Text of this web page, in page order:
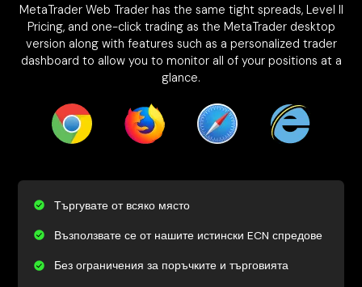
MetaTrader Web Trader has the same tight spreads, Level II
Pricing, and one-click trading as the MetaTrader desktop
version along with features such as a personalized trader
dashboard to allow you to monitor all of your positions at a
glance.
Търгувате от всяко място
Възползвате се от нашите истински ECN спредове
Без ограничения за поръчките и търговията